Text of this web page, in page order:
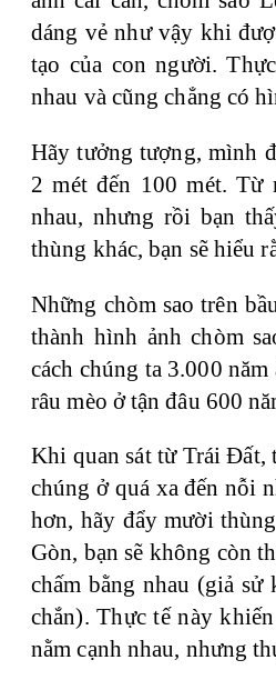
dáng vẻ như vậy khi
tạo của con người.
nhau và cũng chẳng có
Hãy tưởng tượng, mình
2 mét đến 100 mét. Từ
nhau, nhưng rồi bạn
thùng khác, bạn sẽ hiểu
Những chòm sao trên
thành hình ảnh chòm
cách chúng ta 3.000
râu mèo ở tận đâu 600
Khi quan sát từ Trái Đất,
chúng ở quá xa đến nỗi
hơn, hãy đẩy mười
Gòn, bạn sẽ không còn
chấm bằng nhau (giả
chắn). Thực tế này
nằm cạnh nhau, nhưng